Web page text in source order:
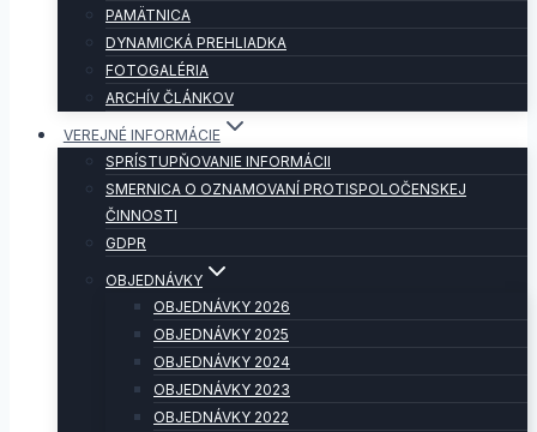
PAMÄTNICA
DYNAMICKÁ PREHLIADKA
FOTOGALÉRIA
ARCHÍV ČLÁNKOV
VEREJNÉ INFORMÁCIE
SPRÍSTUPŇOVANIE INFORMÁCII
SMERNICA O OZNAMOVANÍ PROTISPOLOČENSKEJ
ČINNOSTI
GDPR
OBJEDNÁVKY
OBJEDNÁVKY 2026
OBJEDNÁVKY 2025
OBJEDNÁVKY 2024
OBJEDNÁVKY 2023
OBJEDNÁVKY 2022